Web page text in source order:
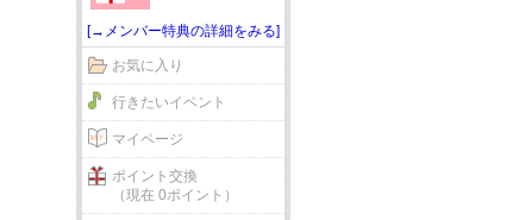
[→メンバー特典の詳細をみる]
お気に入り
行きたいイベント
マイページ
ポイント交換
（現在 0ポイント）